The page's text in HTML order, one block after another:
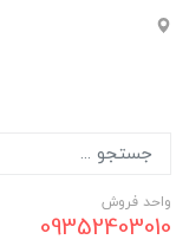
واحد فروش
09352403010